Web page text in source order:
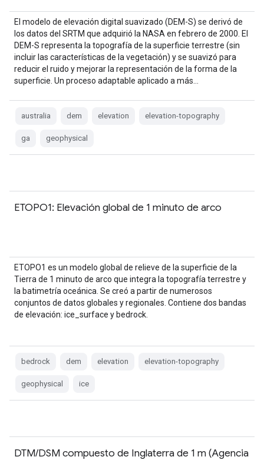
El modelo de elevación digital suavizado (DEM-S) se derivó de
los datos del SRTM que adquirió la NASA en febrero de 2000. El
DEM-S representa la topografía de la superficie terrestre (sin
incluir las características de la vegetación) y se suavizó para
reducir el ruido y mejorar la representación de la forma de la
superficie. Un proceso adaptable aplicado a más…
australia dem elevation elevation-topography
ga geophysical
ETOPO1: Elevación global de 1 minuto de arco
ETOPO1 es un modelo global de relieve de la superficie de la
Tierra de 1 minuto de arco que integra la topografía terrestre y
la batimetría oceánica. Se creó a partir de numerosos
conjuntos de datos globales y regionales. Contiene dos bandas
de elevación: ice_surface y bedrock.
bedrock dem elevation elevation-topography
geophysical ice
DTM/DSM compuesto de Inglaterra de 1 m (Agencia